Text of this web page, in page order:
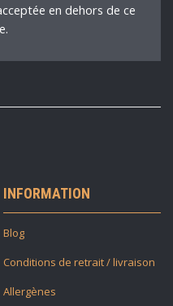
en dehors de ce
INFORMATION
Blog
Conditions de retrait / livraison
Allergènes